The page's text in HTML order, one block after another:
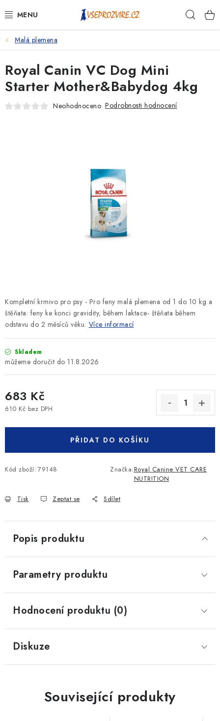
na
PSI
KOČKY
KONĚ
KRÁLÍCI/HLODAVCI/PTÁCI
Malá plemena
Kompletní krmivo pro psy - Pro feny malá plemena od 1 do 10 kg a
štěňata: feny ke konci gravidity, během laktace- štěňata během
odstavu do 2 měsíců věku. Více informací
Skladem
11.8.2026
683 Kč
610 Kč bez DPH
PŘIDAT DO KOŠÍKU
Kód zboží: 79148 Značka:Royal Canine VET CARE
NUTRITION
Tisk Zeptat se Sdílet
Royal Canin VC Dog Mini
Starter Mother&Babydog 4kg
Neohodnoceno Podrobnosti hodnocení
Popis produktu
Parametry produktu
Hodnocení produktu (0)
Diskuze
Související produkty